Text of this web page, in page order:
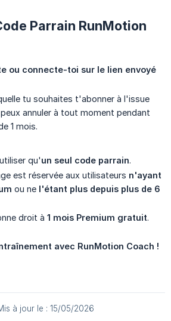
Parrain RunMotion
ou connecte-toi sur le lien envoyé
tu souhaites t'abonner à l'issue
annuler à tout moment pendant
1 mois.
qu'un seul code parrain.
est réservée aux utilisateurs n'ayant
ou ne l'étant plus depuis plus de 6
droit à 1 mois Premium gratuit.
avec RunMotion Coach !
à jour le : 15/05/2026